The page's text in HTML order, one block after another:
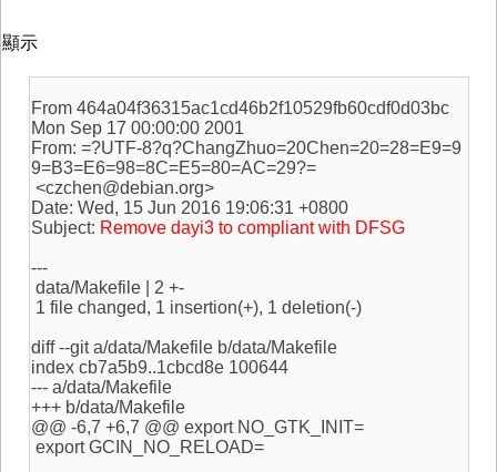
顯示
From 464a04f36315ac1cd46b2f10529fb60cdf0d03bc
Mon Sep 17 00:00:00 2001
From: =?UTF-8?q?ChangZhuo=20Chen=20=28=E9=9
9=B3=E6=98=8C=E5=80=AC=29?=
<czchen@debian.org>
Date: Wed, 15 Jun 2016 19:06:31 +0800
Subject: Remove dayi3 to compliant with DFSG
---
data/Makefile | 2 +-
1 file changed, 1 insertion(+), 1 deletion(-)
diff --git a/data/Makefile b/data/Makefile
index cb7a5b9..1cbcd8e 100644
--- a/data/Makefile
+++ b/data/Makefile
@@ -6,7 +6,7 @@ export NO_GTK_INIT=
export GCIN_NO_RELOAD=